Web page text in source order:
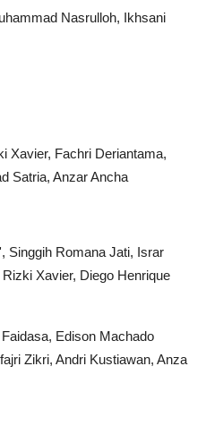
Nasrulloh, Ikhsani
Xavier, Fachri Deriantama,
Satria, Anzar Ancha
Singgih Romana Jati, Israr
Xavier, Diego Henrique
Edison Machado
Zikri, Andri Kustiawan, Anza